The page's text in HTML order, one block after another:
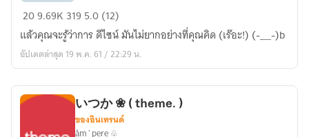
#
HOW
TO
☆
209.69K 319 5.0 (12)
แล้วคุณจะรู้ว่าการ ดีไซน์ มันไม่ยากอย่างที่คุณคิด (เร๊อะ!) (-__-)b
อัปเดตล่าสุด 19 พ.ค. 61 / 22:29 น.
いつか ❀ ( theme. )
ของอินเทรนด์
åm`pere ♧